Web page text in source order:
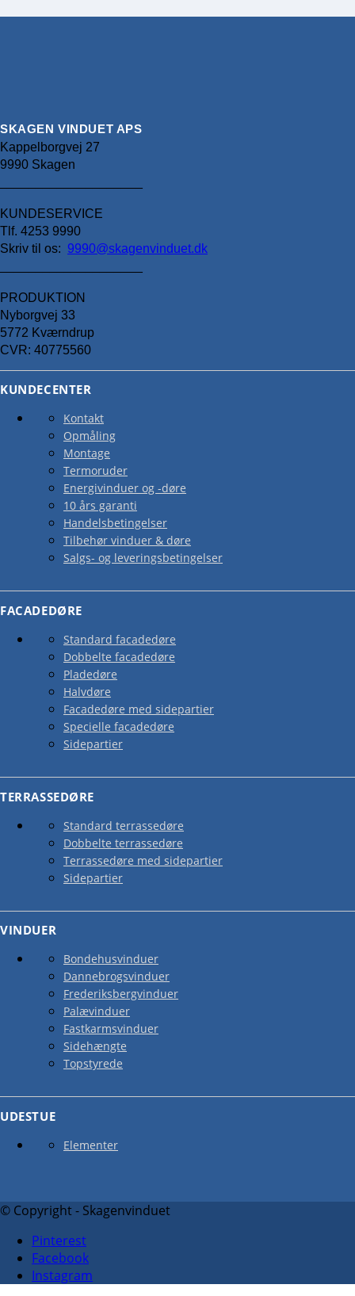
HOVEDDØREN – DIN
ÅBEN HIMMEL, SOL, SAND & VAND
PÅ VINDUER & DØRE 🌧☀
SKAGEN VINDUET APS
Kappelborgvej 27
9990 Skagen
KUNDESERVICE
Tlf. 4253 9990
Skriv til os: 9990@skagenvinduet.dk
PRODUKTION
Nyborgvej 33
5772 Kværndrup
CVR: 40775560
KUNDECENTER
Kontakt
Opmåling
Montage
Termoruder
Energivinduer og -døre
10 års garanti
Handelsbetingelser
Tilbehør vinduer & døre
Salgs- og leveringsbetingelser
FACADEDØRE
Standard facadedøre
Dobbelte facadedøre
Pladedøre
Halvdøre
Facadedøre med sidepartier
Specielle facadedøre
Sidepartier
TERRASSEDØRE
Standard terrassedøre
Dobbelte terrassedøre
Terrassedøre med sidepartier
Sidepartier
VINDUER
Bondehusvinduer
Dannebrogsvinduer
Frederiksbergvinduer
Palævinduer
Fastkarmsvinduer
Sidehængte
Topstyrede
UDESTUE
Elementer
© Copyright - Skagenvinduet
Pinterest
Facebook
Instagram